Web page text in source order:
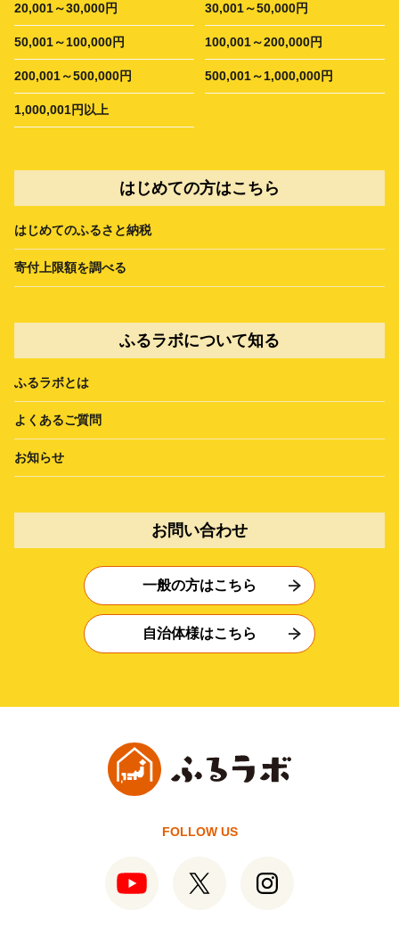
20,001～30,000円 30,001～50,000円
50,001～100,000円 100,001～200,000円
200,001～500,000円 500,001～1,000,000円
1,000,001円以上
はじめての方はこちら
はじめてのふるさと納税
寄付上限額を調べる
ふるラボについて知る
ふるラボとは
よくあるご質問
お知らせ
お問い合わせ
一般の方はこちら
自治体様はこちら
FOLLOW US